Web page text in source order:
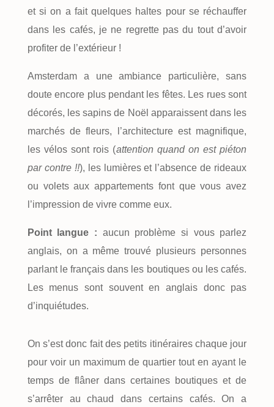
et si on a fait quelques haltes pour se réchauffer
dans les cafés, je ne regrette pas du tout d’avoir
profiter de l’extérieur !
Amsterdam a une ambiance particulière, sans
doute encore plus pendant les fêtes. Les rues sont
décorés, les sapins de Noël apparaissent dans les
marchés de fleurs, l’architecture est magnifique,
les vélos sont rois (attention quand on est piéton
par contre !!), les lumières et l’absence de rideaux
ou volets aux appartements font que vous avez
l’impression de vivre comme eux.
Point langue : aucun problème si vous parlez
anglais, on a même trouvé plusieurs personnes
parlant le français dans les boutiques ou les cafés.
Les menus sont souvent en anglais donc pas
d’inquiétudes.
On s’est donc fait des petits itinéraires chaque jour
pour voir un maximum de quartier tout en ayant le
temps de flâner dans certaines boutiques et de
s’arrêter au chaud dans certains cafés. On a